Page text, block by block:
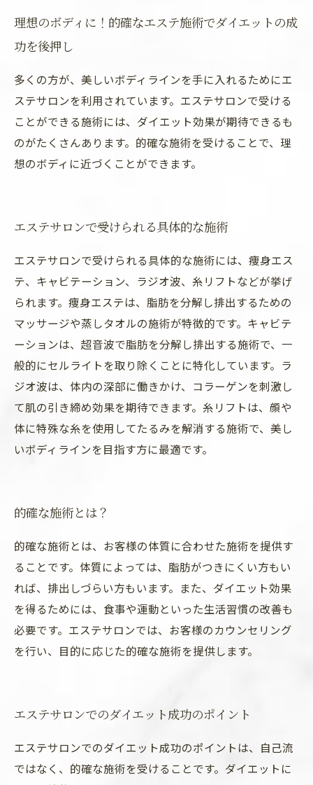
理想のボディに！的確なエステ施術でダイエットの成
功を後押し
多くの方が、美しいボディラインを手に入れるためにエ
ステサロンを利用されています。エステサロンで受ける
ことができる施術には、ダイエット効果が期待できるも
のがたくさんあります。的確な施術を受けることで、理
想のボディに近づくことができます。
エステサロンで受けられる具体的な施術
エステサロンで受けられる具体的な施術には、痩身エス
テ、キャビテーション、ラジオ波、糸リフトなどが挙げ
られます。痩身エステは、脂肪を分解し排出するための
マッサージや蒸しタオルの施術が特徴的です。キャビテ
ーションは、超音波で脂肪を分解し排出する施術で、一
般的にセルライトを取り除くことに特化しています。ラ
ジオ波は、体内の深部に働きかけ、コラーゲンを刺激し
て肌の引き締め効果を期待できます。糸リフトは、顔や
体に特殊な糸を使用してたるみを解消する施術で、美し
いボディラインを目指す方に最適です。
的確な施術とは？
的確な施術とは、お客様の体質に合わせた施術を提供す
ることです。体質によっては、脂肪がつきにくい方もい
れば、排出しづらい方もいます。また、ダイエット効果
を得るためには、食事や運動といった生活習慣の改善も
必要です。エステサロンでは、お客様のカウンセリング
を行い、目的に応じた的確な施術を提供します。
エステサロンでのダイエット成功のポイント
エステサロンでのダイエット成功のポイントは、自己流
ではなく、的確な施術を受けることです。ダイエットに